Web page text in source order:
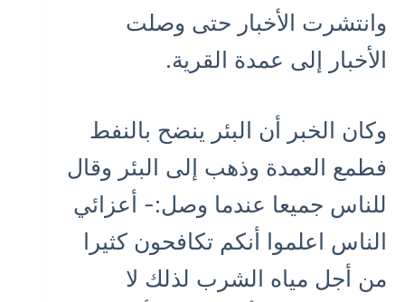
وانتشرت الأخبار حتى وصلت
الأخبار إلى عمدة القرية.
وكان الخبر أن البئر ينضح بالنفط
فطمع العمدة وذهب إلى البئر وقال
للناس جميعا عندما وصل:- أعزائي
الناس اعلموا أنكم تكافحون كثيرا
من أجل مياه الشرب لذلك لا